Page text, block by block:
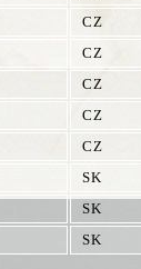
CZ
CZ
CZ
CZ
CZ
SK
SK
SK